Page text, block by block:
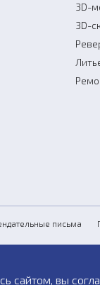
3D-
3D-
письма
сайтом, вы